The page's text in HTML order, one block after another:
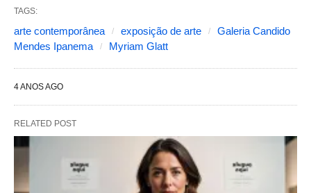
TAGS:
arte contemporânea exposição de arte
Galeria Candido
Mendes Ipanema
Myriam Glatt
4 ANOS AGO
RELATED POST